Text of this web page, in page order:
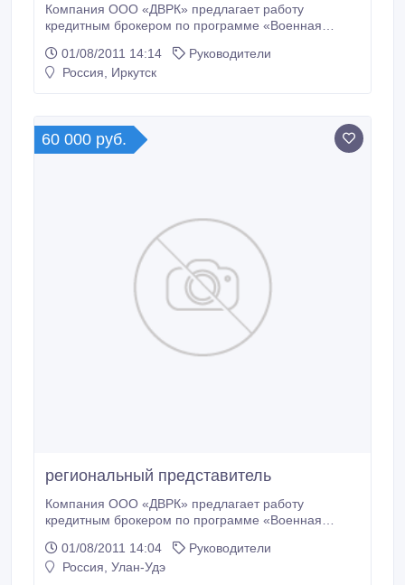
Компания ООО «ДВРК» предлагает работу
кредитным брокером по программе «Военная
Функции: - привлечение клиентов; - консультация; -
заключение договоров; - сбор и проверка
не важен, умение вести переговоры,
ответственность, организованность, активная
жизненная позиция.
01/08/2011 14:14
Руководители
Россия, Иркутск
60 000 руб.
региональный представитель
Компания ООО «ДВРК» предлагает работу
кредитным брокером по программе «Военная
Функции: - привлечение клиентов; - консультация; -
заключение договоров; - сбор и проверка
01/08/2011 14:04
Руководители
Россия, Улан-Удэ